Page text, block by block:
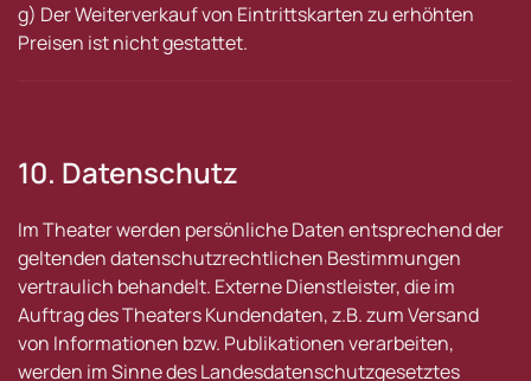
g) Der Weiterverkauf von Eintrittskarten zu erhöhten
Preisen ist nicht gestattet.
10. Datenschutz
Im Theater werden persönliche Daten entsprechend der
geltenden datenschutzrechtlichen Bestimmungen
vertraulich behandelt. Externe Dienstleister, die im
Auftrag des Theaters Kundendaten, z.B. zum Versand
von Informationen bzw. Publikationen verarbeiten,
werden im Sinne des Landesdatenschutzgesetztes